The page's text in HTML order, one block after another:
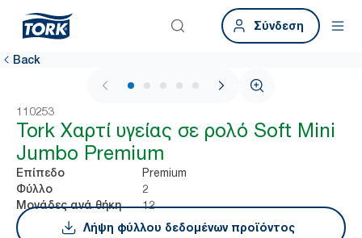
Σύνδεση
Back
1 / 5
110253
Tork Χαρτί υγείας σε ρολό Soft Mini
Jumbo Premium
Επίπεδο Premium
Φύλλο 2
Μονάδες ανά θήκη
12
Λήψη φύλλου δεδομένων προϊόντος